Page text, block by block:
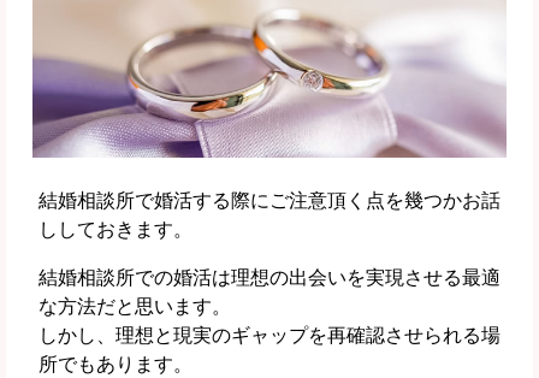
結婚相談所で婚活する際にご注意頂く点を幾つかお話
ししておきます。
結婚相談所での婚活は理想の出会いを実現させる最適
な方法だと思います。
しかし、理想と現実のギャップを再確認させられる場
所でもあります。